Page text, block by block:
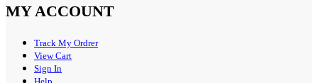
MY ACCOUNT
Track My Ordrer
View Cart
Sign In